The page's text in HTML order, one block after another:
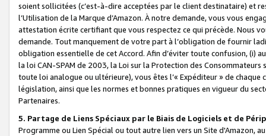
soient sollicitées (c’est-à-dire acceptées par le client destinataire) et
l’Utilisation de la Marque d’Amazon. À notre demande, vous vous
attestation écrite certifiant que vous respectez ce qui précède. Nous
demande. Tout manquement de votre part à l’obligation de fournir
obligation essentielle de cet Accord. Afin d’éviter toute confusion, (i)
la loi CAN-SPAM de 2003, la Loi sur la Protection des
toute loi analogue ou ultérieure), vous êtes l’« Expéditeur » de
législation, ainsi que les normes et bonnes pratiques en vigueur du
Partenaires.
5. Partage de Liens Spéciaux par le Biais de Logiciels et de
Programme ou Lien Spécial ou tout autre lien vers un Site d'Amazon,